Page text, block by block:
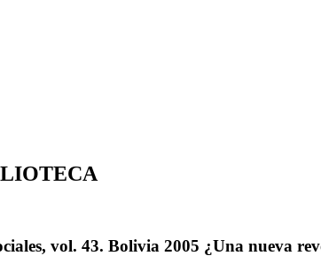
vol. 43. Bolivia 2005 ¿Una nueva